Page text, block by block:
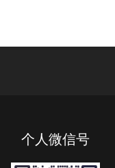
个人微信号